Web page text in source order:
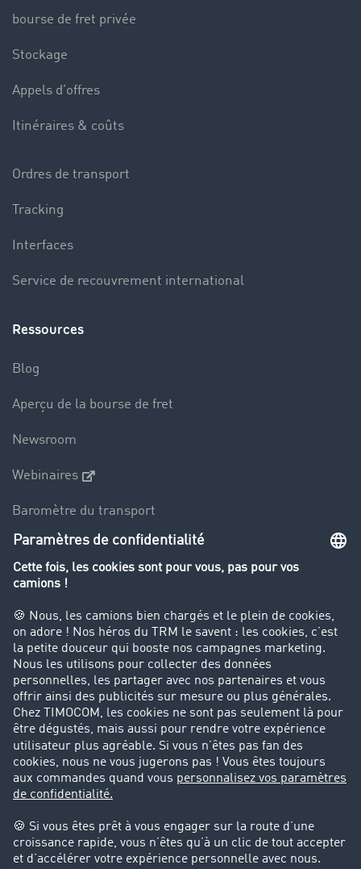
bourse de fret privée
Stockage
Appels d’offres
Itinéraires & coûts
Ordres de transport
Tracking
Interfaces
Service de recouvrement international
Ressources
Blog
Aperçu de la bourse de fret
Newsroom
Webinaires
Baromètre du transport
Le dictionnaire du transport
Interdiction de circulation des poids lourds
Entreprise
Parrainage clients
Success Stories
Cadre légal
Mentions légales
Protection des données